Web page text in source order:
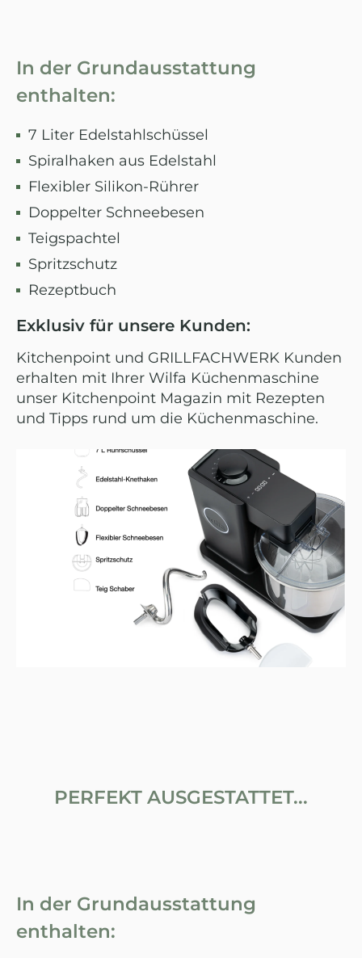
In der Grundausstattung
enthalten:
7 Liter Edelstahlschüssel
Spiralhaken aus Edelstahl
Flexibler Silikon-Rührer
Doppelter Schneebesen
Teigspachtel
Spritzschutz
Rezeptbuch
Exklusiv für unsere Kunden:
Kitchenpoint und GRILLFACHWERK Kunden
erhalten mit Ihrer Wilfa Küchenmaschine
unser Kitchenpoint Magazin mit Rezepten
und Tipps rund um die Küchenmaschine.
PERFEKT AUSGESTATTET...
In der Grundausstattung
enthalten: